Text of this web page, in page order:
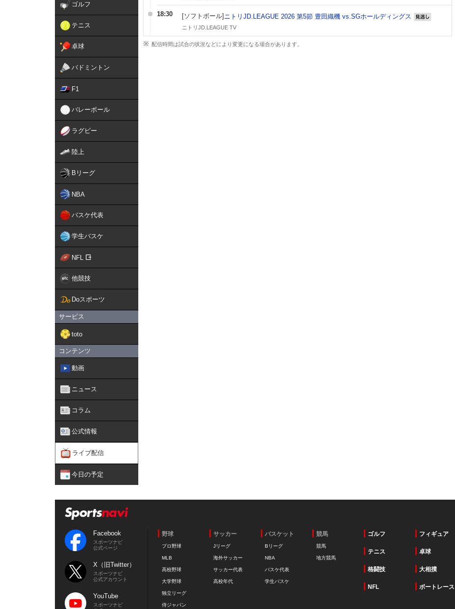
ゴルフ
テニス
卓球
バドミントン
F1
バレーボール
ラグビー
陸上
Bリーグ
NBA
バスケ代表
学生バスケ
NFL
他競技
Doスポーツ
サービス
toto
コンテンツ
動画
ニュース
コラム
公式情報
ライブ配信
今日の予定
18:30 [ソフトボール] ニトリJD.LEAGUE 2026 第5節 豊田織機 vs.SGホールディングス
ニトリJD.LEAGUE TV
配信時間は試合の状況などにより変更になる場合があります。
Facebook
スポーツナビ
公式ページ
X（旧Twitter）
スポーツナビ
公式アカウント
YouTube
スポーツナビ
野球
プロ野球
MLB
高校野球
大学野球
独立リーグ
侍ジャパン
サッカー
Jリーグ
海外サッカー
サッカー代表
高校年代
バスケット
Bリーグ
NBA
バスケ代表
学生バスケ
競馬
競馬
地方競馬
ゴルフ フィギュア
テニス 卓球
格闘技 大相撲
NFL ボートレース